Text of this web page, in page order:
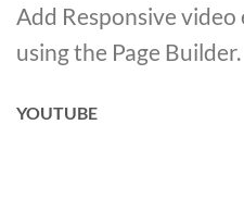
Add Responsive
using the Page Builder.
YOUTUBE